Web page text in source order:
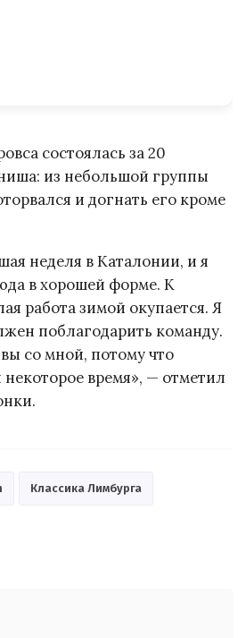
состоялась за 20
из небольшой группы
и догнать его кроме
неделя в Каталонии, и я
в хорошей форме. К
работа зимой окупается. Я
поблагодарить команду.
со мной, потому что
некоторое время», — отметил
Классика Лимбурга